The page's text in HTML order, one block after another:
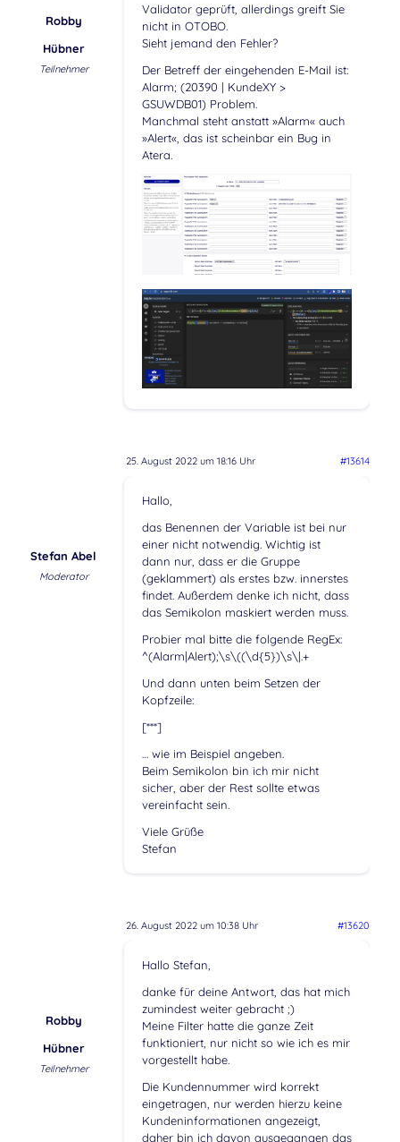
Robby
Hübner
Teilnehmer
Validator geprüft, allerdings greift Sie
nicht in OTOBO.
Sieht jemand den Fehler?
Der Betreff der eingehenden E-Mail ist:
Alarm; (20390 | KundeXY >
GSUWDB01) Problem.
Manchmal steht anstatt »Alarm« auch
»Alert«, das ist scheinbar ein Bug in
Atera.
25. August 2022 um 18:16 Uhr #13614
Stefan Abel
Moderator
Hallo,
das Benennen der Variable ist bei nur
einer nicht notwendig. Wichtig ist
dann nur, dass er die Gruppe
(geklammert) als erstes bzw. innerstes
findet. Außerdem denke ich nicht, dass
das Semikolon maskiert werden muss.
Probier mal bitte die folgende RegEx:
^(Alarm|Alert);\s\((\d{5})\s\|.+
Und dann unten beim Setzen der
Kopfzeile:
[***]
… wie im Beispiel angeben.
Beim Semikolon bin ich mir nicht
sicher, aber der Rest sollte etwas
vereinfacht sein.
Viele Grüße
Stefan
26. August 2022 um 10:38 Uhr #13620
Robby
Hübner
Teilnehmer
Hallo Stefan,
danke für deine Antwort, das hat mich
zumindest weiter gebracht ;)
Meine Filter hatte die ganze Zeit
funktioniert, nur nicht so wie ich es mir
vorgestellt habe.
Die Kundennummer wird korrekt
eingetragen, nur werden hierzu keine
Kundeninformationen angezeigt,
daher bin ich davon ausgegangen das